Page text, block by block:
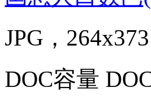
JPG，
DOC容量